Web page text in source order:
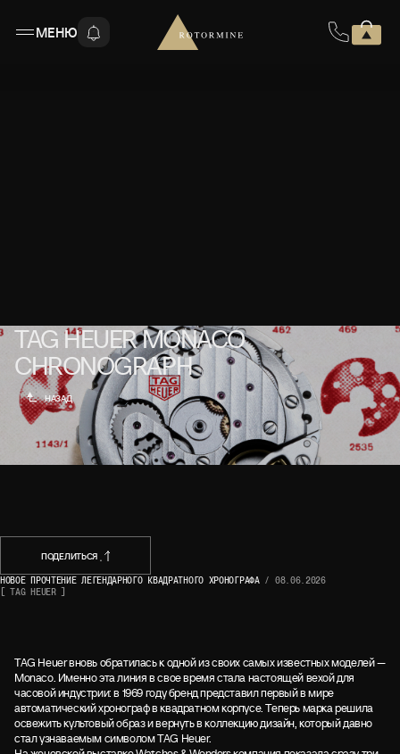
МЕНЮ
НАЗАД
НАЗАД
TAG HEUER MONACO
CHRONOGRAPH
НОВОЕ ПРОЧТЕНИЕ ЛЕГЕНДАРНОГО КВАДРАТНОГО ХРОНОГРАФА / 08.06.2026
[ TAG HEUER ]
ПОДЕЛИТЬСЯ
ПОДЕЛИТЬСЯ
TAG Heuer вновь обратилась к одной из своих самых известных моделей —
Monaco. Именно эта линия в свое время стала настоящей вехой для
часовой индустрии: в 1969 году бренд представил первый в мире
автоматический хронограф в квадратном корпусе. Теперь марка решила
освежить культовый образ и вернуть в коллекцию дизайн, который давно
стал узнаваемым символом TAG Heuer.